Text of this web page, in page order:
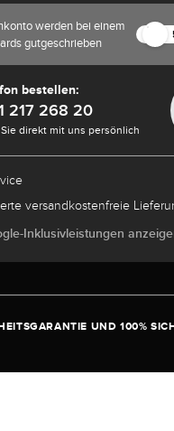
werden bei einem
gutgeschrieben
bestellen:
217 268 20
direkt mit uns persönlich
versandkostenfreie
Inklusivleistungen
UND 100%